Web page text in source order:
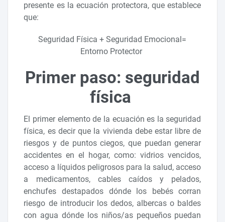
presente es la ecuación protectora, que establece
que:
Seguridad Física + Seguridad Emocional=
Entorno Protector
Primer paso: seguridad
física
El primer elemento de la ecuación es la seguridad
física, es decir que la vivienda debe estar libre de
riesgos y de puntos ciegos, que puedan generar
accidentes en el hogar, como: vidrios vencidos,
acceso a líquidos peligrosos para la salud, acceso
a medicamentos, cables caídos y pelados,
enchufes destapados dónde los bebés corran
riesgo de introducir los dedos, albercas o baldes
con agua dónde los niños/as pequeños puedan